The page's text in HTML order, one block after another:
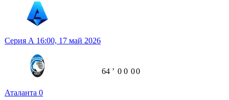
Серия А 16:00, 17 май 2026
Аталанта 0
64 ʼ 0 0 00